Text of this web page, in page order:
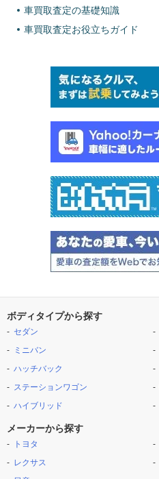
車買取査定の基礎知識
車買取査定お役立ちガイド
ボディタイプから探す
セダン
ミニバン
ハッチバック
ステーションワゴン
ハイブリッド
メーカーから探す
トヨタ
レクサス